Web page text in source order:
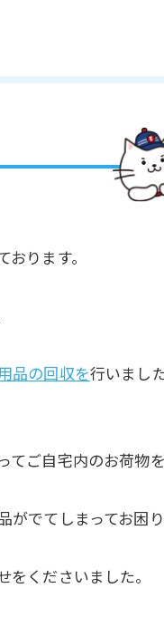
ります。
品の回収を行いました
てご自宅内のお荷物
がでてしまってお困
をくださいました。